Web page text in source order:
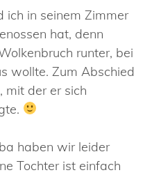
ich in seinem Zimmer
hat, denn
runter, bei
wollte. Zum Abschied
mit der er sich
haben wir leider
Tochter ist einfach